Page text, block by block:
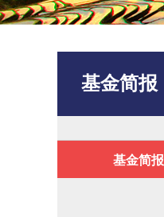
基金简报
基金简报